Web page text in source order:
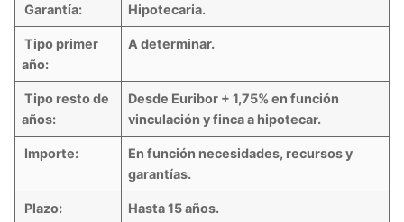
Garantía: Hipotecaria.
Tipo primer
año:
A determinar.
Tipo resto de
años:
Desde Euribor + 1,75% en función
vinculación y finca a hipotecar.
Importe:
En función necesidades, recursos y
garantías.
Plazo: Hasta 15 años.